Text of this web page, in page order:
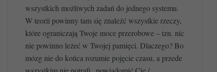
wszystkich możliwych zadań do jednego systemu.
W teorii powinny tam się znaleźć wszystkie rzeczy,
które ograniczają Twoje moce przerobowe – tzn. nic
nie powinno leżeć w Twojej pamięci. Dlaczego? Bo
mózg nie do końca rozumie pojęcie czasu, a przede